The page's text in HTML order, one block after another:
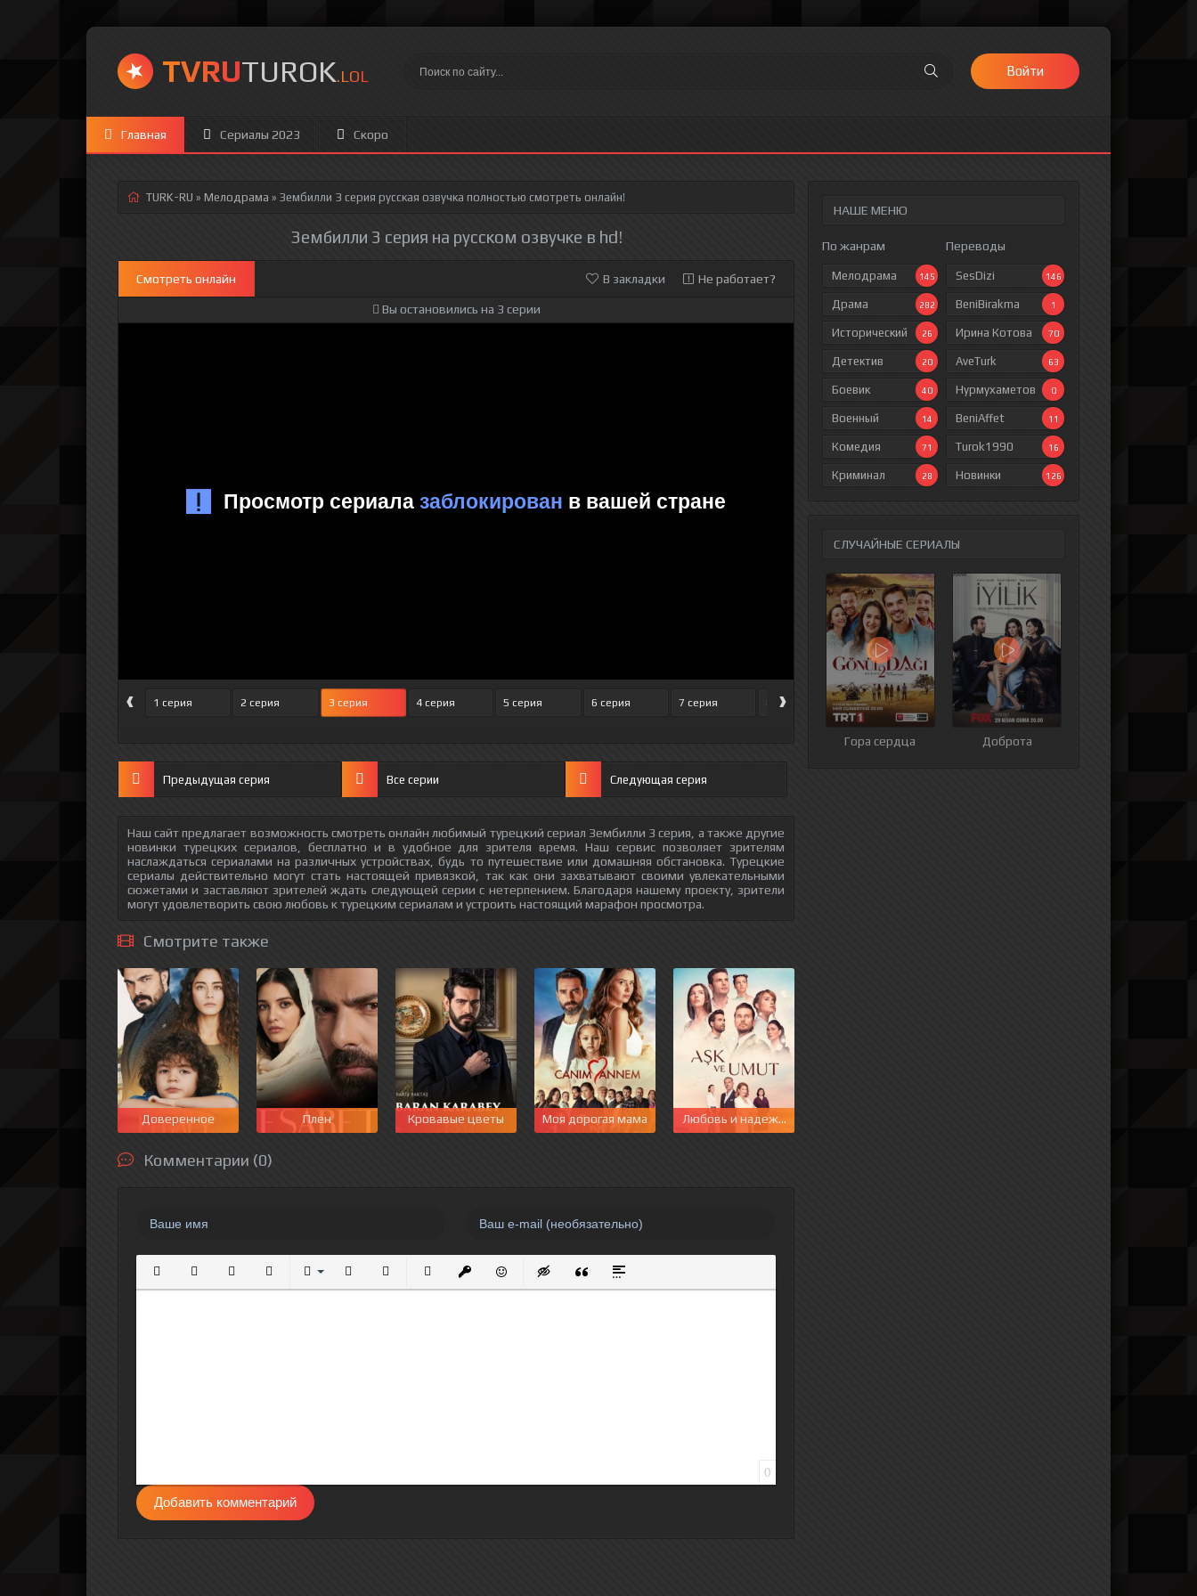
TVRUTUROK.LOL Войти
Главная Сериалы 2023 Скоро
НАШЕ МЕНЮ
По жанрам
Мелодрама 145
Драма 282
Исторический 26
Детектив 20
Боевик 40
Военный 14
Комедия 71
Криминал 28
Переводы
SesDizi 146
BeniBirakma 1
Ирина Котова 70
AveTurk 63
Нурмухаметов 0
BeniAffet 11
Turok1990 16
Новинки 126
СЛУЧАЙНЫЕ СЕРИАЛЫ
Гора сердца Доброта
TURK-RU » Мелодрама » Зембилли 3 серия русская озвучка полностью смотреть онлайн!
Зембилли 3 серия на русском озвучке в hd!
Смотреть онлайн В закладки Не работает?
Вы остановились на 3 серии
‹ 1 серия 2 серия 3 серия 4 серия 5 серия 6 серия 7 серия 8 серия 9 серия 10 серия 11 серия
›
Предыдущая серия Все серии Следующая серия
Наш сайт предлагает возможность смотреть онлайн любимый турецкий сериал Зембилли 3 серия, а также другие
новинки турецких сериалов, бесплатно и в удобное для зрителя время. Наш сервис позволяет зрителям
наслаждаться сериалами на различных устройствах, будь то путешествие или домашняя обстановка. Турецкие
сериалы действительно могут стать настоящей привязкой, так как они захватывают своими увлекательными
сюжетами и заставляют зрителей ждать следующей серии с нетерпением. Благодаря нашему проекту, зрители
могут удовлетворить свою любовь к турецким сериалам и устроить настоящий марафон просмотра.
Смотрите также
Доверенное Плен Кровавые цветы Моя дорогая мама Любовь и надежда
Комментарии (0)
Полужирный
КурсивПодчеркнутый
ЗачеркнутыйВыравнивание
Нумерованный список
Маркированный список
Вставить ссылку
Вставить защищенную ссылку
Вставить смайлик
Вставка скрытого текста
Вставка цитаты
Вставка спойлера
0
Добавить комментарий